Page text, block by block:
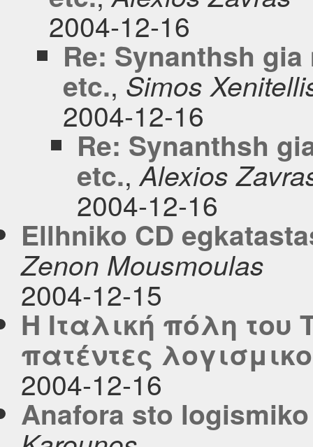
2004-12-16
Re: Synanthsh
etc., Simos
2004-12-16
Re: Synanthsh
etc.,Alexios
2004-12-16
Ellhniko CD
Zenon Mousmoulas
2004-12-15
Η Ιταλική πόλη του
πατέντες
2004-12-16
Anafora sto